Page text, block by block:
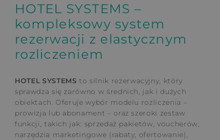
HOTEL SYSTEMS –
kompleksowy system
rezerwacji z elastycznym
rozliczeniem
HOTEL SYSTEMS to silnik rezerwacyjny, który
sprawdza się zarówno w średnich, jak i dużych
obiektach. Oferuje wybór modelu rozliczenia –
prowizja lub abonament – oraz szeroki zestaw
funkcji, takich jak: sprzedaż pakietów, voucherów,
narzędzia marketingowe (rabaty, ofertowanie),